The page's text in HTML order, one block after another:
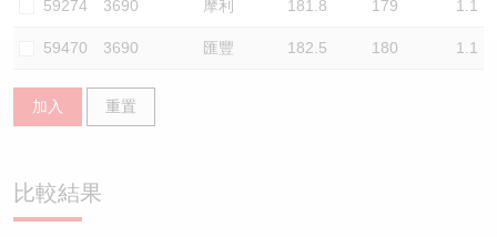
59274 3690 摩利 181.8 179 1.1
59470 3690 匯豐 182.5 180 1.1
加入 重置
比較結果
認股證文件及公告
認股證文件及公告 (瑞信)
牛熊證分析儀
牛熊證速算機
牛熊證文件及公告 (瑞信)
AH 股價對照
即市板塊表現
收市競價變化